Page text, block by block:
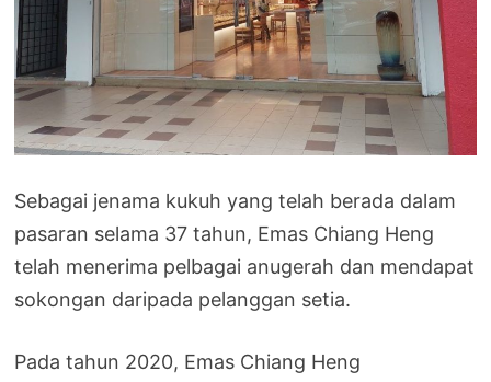
Sebagai jenama kukuh yang telah berada dalam
pasaran selama 37 tahun, Emas Chiang Heng
telah menerima pelbagai anugerah dan mendapat
sokongan daripada pelanggan setia.
Pada tahun 2020, Emas Chiang Heng